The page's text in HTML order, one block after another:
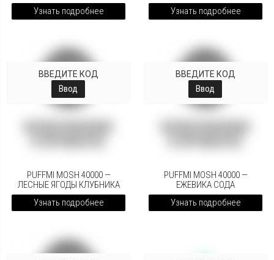
Узнать подробнее
Узнать подробнее
ВВЕДИТЕ КОД
Ввод
PUFFMI MOSH 40000 —
ЛЕСНЫЕ ЯГОДЫ КЛУБНИКА
Узнать подробнее
ВВЕДИТЕ КОД
Ввод
PUFFMI MOSH 40000 —
ЕЖЕВИКА СОДА
Узнать подробнее